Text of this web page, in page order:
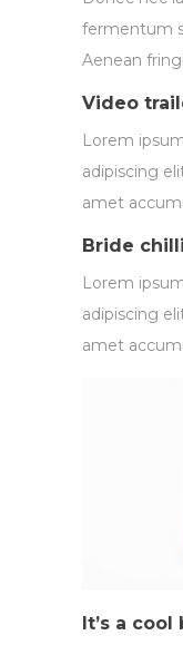
fermentum
Aenean
Video
Lorem
adipiscing
amet
Bride
Lorem
adipiscing
amet
It’s a cool